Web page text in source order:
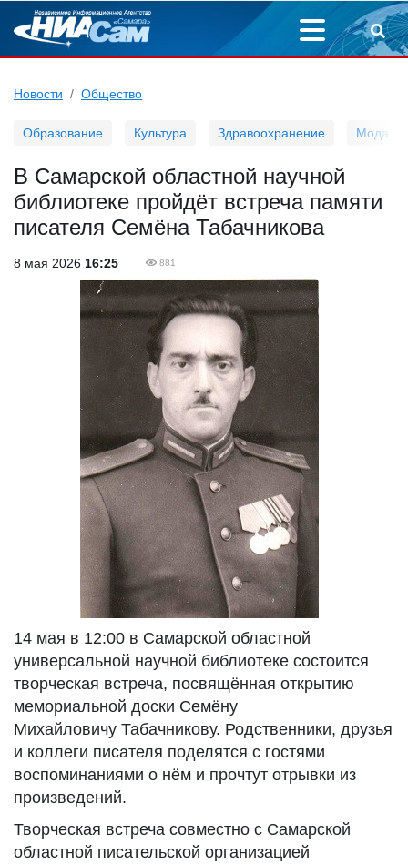
Новости Общество
Образование Культура Здравоохранение Мода
В Самарской областной научной
библиотеке пройдёт встреча памяти
писателя Семёна Табачникова
8 мая 2026 16:25 881
14 мая в 12:00 в Самарской областной
универсальной научной библиотеке состоится
творческая встреча, посвящённая открытию
мемориальной доски Семёну
Михайловичу Табачникову. Родственники, друзья
и коллеги писателя поделятся с гостями
воспоминаниями о нём и прочтут отрывки из
произведений.
Творческая встреча совместно с Самарской
областной писательской организацией